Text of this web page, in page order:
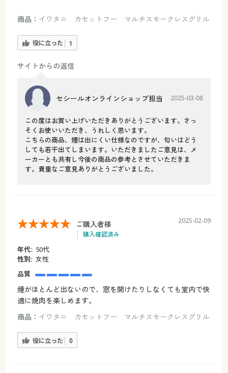
商品： イワタニ カセットフー マルチスモークレスグリル
役に立った 1
サイトからの返信
セシールオンラインショップ担当 2025-03-08
この度はお買い上げいただきありがとうございます。さっ
そくお使いいただき、うれしく思います。
こちらの商品、煙は出にくい仕様なのですが、匂いはどう
しても若干出てしまいます。いただきましたご意見は、メ
ーカーとも共有し今後の商品の参考とさせていただきま
す。貴重なご意見ありがとうございました。
ご購入者様
購入確認済み
2025-02-09
年代: 50代
性別: 女性
品質
煙がほとんど出ないので、窓を開けたりしなくても室内で快
適に焼肉を楽しめます。
商品： イワタニ カセットフー マルチスモークレスグリル
役に立った 0